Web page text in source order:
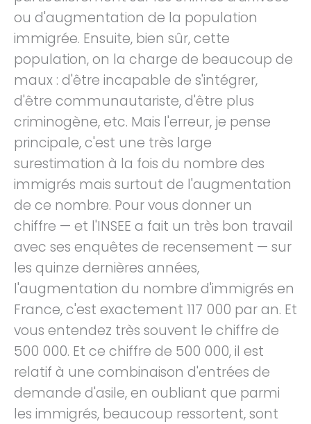
ou d'augmentation de la population
immigrée. Ensuite, bien sûr, cette
population, on la charge de beaucoup de
maux : d'être incapable de s'intégrer,
d'être communautariste, d'être plus
criminogène, etc. Mais l'erreur, je pense
principale, c'est une très large
surestimation à la fois du nombre des
immigrés mais surtout de l'augmentation
de ce nombre. Pour vous donner un
chiffre — et l'INSEE a fait un très bon travail
avec ses enquêtes de recensement — sur
les quinze dernières années,
l'augmentation du nombre d'immigrés en
France, c'est exactement 117 000 par an. Et
vous entendez très souvent le chiffre de
500 000. Et ce chiffre de 500 000, il est
relatif à une combinaison d'entrées de
demande d'asile, en oubliant que parmi
les immigrés, beaucoup ressortent, sont